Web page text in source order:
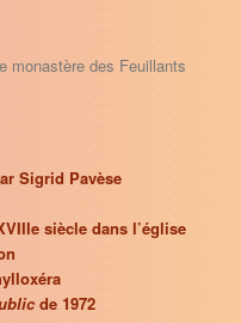
monastère des Feuillants
Sigrid Pavèse
siècle dans l’église
de 1972